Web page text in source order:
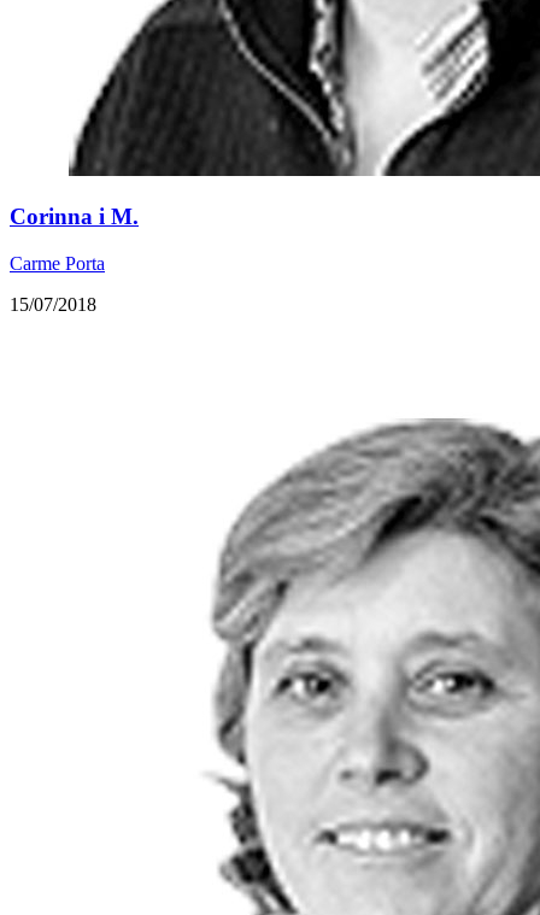
​Corinna i M.
Carme Porta
15/07/2018